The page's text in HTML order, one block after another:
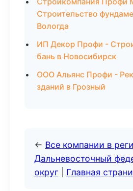
Строительство
Вологда
ИП Декор Профи -
бань в Новосибирск
ООО Альянс Профи -
зданий в Грозный
← Все компании в
Дальневосточный
округ
Главная